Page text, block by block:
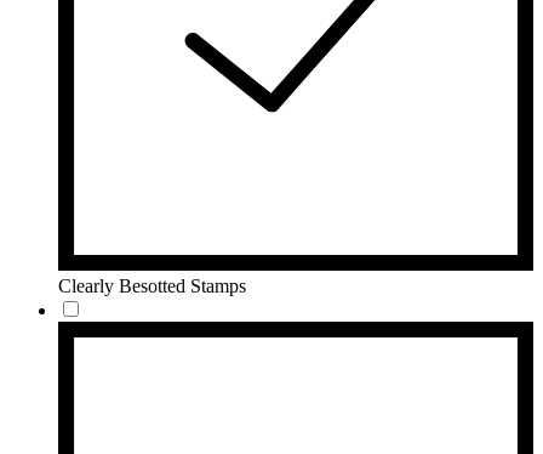
Clearly Besotted Stamps